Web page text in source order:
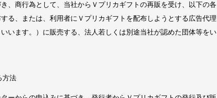
、商行為として、当社からＶプリカギフトの再販を受け、以下の各
る、または、利用者にＶプリカギフトを配布しようとする広告代理
います。）に販売する、法人若しくは別途当社が認めた団体等をい
方法